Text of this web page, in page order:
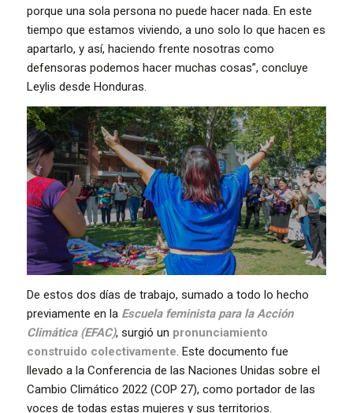
porque una sola persona no puede hacer nada. En este
tiempo que estamos viviendo, a uno solo lo que hacen es
apartarlo, y así, haciendo frente nosotras como
defensoras podemos hacer muchas cosas”, concluye
Leylis desde Honduras.
De estos dos días de trabajo, sumado a todo lo hecho
previamente en la Escuela feminista para la Acción
Climática (EFAC), surgió un pronunciamiento
construido colectivamente. Este documento fue
llevado a la Conferencia de las Naciones Unidas sobre el
Cambio Climático 2022 (COP 27), como portador de las
voces de todas estas mujeres y sus territorios.